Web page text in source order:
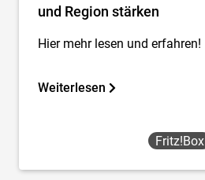
und Region stärken
Hier mehr lesen und erfahren!
Weiterlesen
Fritz!box